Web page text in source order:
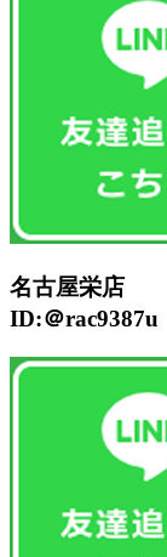
名古屋栄店
ID:＠rac9387u